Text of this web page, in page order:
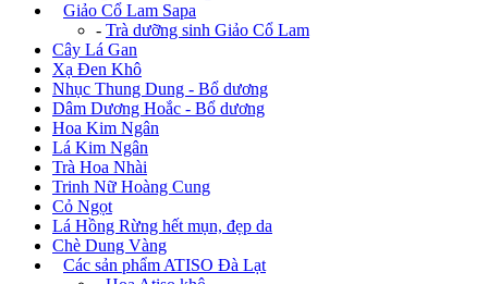
Giảo Cổ Lam Sapa
- Trà dưỡng sinh Giảo Cổ Lam
Cây Lá Gan
Xạ Đen Khô
Nhục Thung Dung - Bổ dương
Dâm Dương Hoắc - Bổ dương
Hoa Kim Ngân
Lá Kim Ngân
Trà Hoa Nhài
Trinh Nữ Hoàng Cung
Cỏ Ngọt
Lá Hồng Rừng hết mụn, đẹp da
Chè Dung Vàng
Các sản phẩm ATISO Đà Lạt